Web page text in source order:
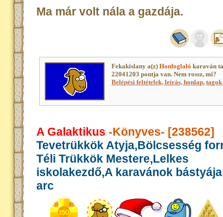
Ma már volt nála a gazdája.
Fekakislany a(z)Honfoglaló karaván
22041203 pontja van. Nem rossz, mi?
Belépési feltételek, leírás, honlap,
A Galaktikus -Könyves- [238562]
Tevetrükkök Atyja,Bölcsesség
Téli Trükkök Mestere,Lelkes
iskolakezdő,A karavánok
arc